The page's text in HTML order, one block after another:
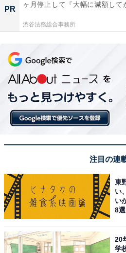
出品した商品は、出品されるま
かれていたと思います。そこが
も多いので、出品した後で元の
「あそこにあるな」と分かりま
せないということです。
・専用のスペースを作って保管
PR
ヶ月停止して『大幅に減額して
渋谷法務総合事務所
注目の連
東
い
い
8選
20
学